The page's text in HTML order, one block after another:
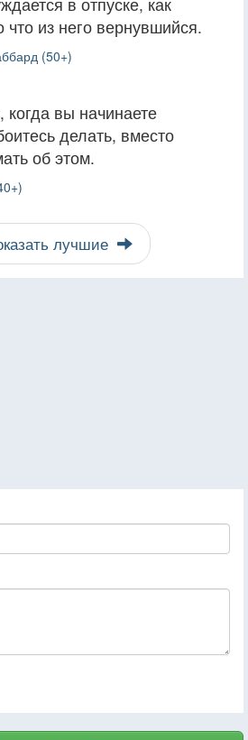
что из него вернувшийся.
(50+)
когда вы начинаете
делать, вместо
об этом.
лучшие